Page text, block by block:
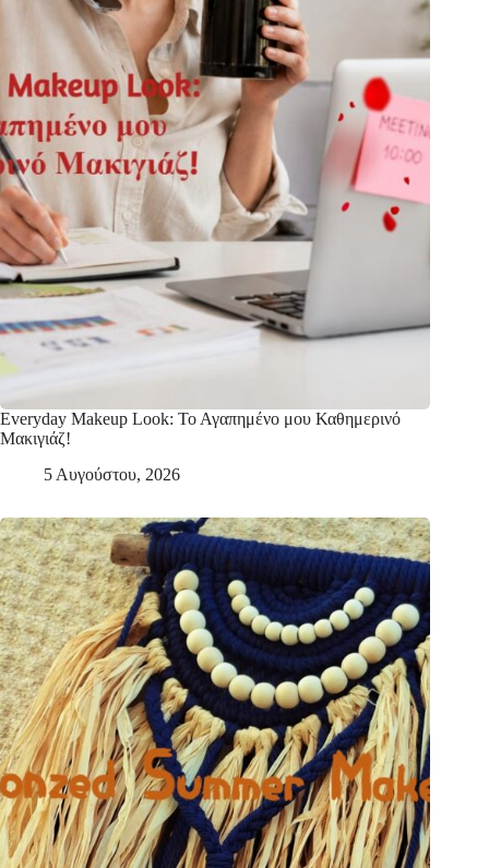
Everyday Makeup Look: Το Αγαπημένο μου Καθημερινό
Μακιγιάζ!
5 Αυγούστου, 2026